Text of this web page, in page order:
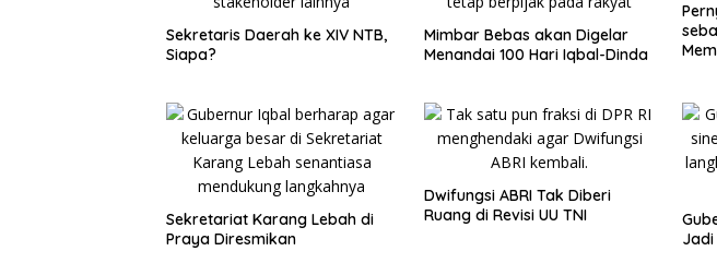
Sekretaris Daerah ke XIV NTB,
Siapa?
Mimbar Bebas akan Digelar
Menandai 100 Hari Iqbal-Dinda
Sekretariat Karang Lebah di
Praya Diresmikan
Dwifungsi ABRI Tak Diberi
Ruang di Revisi UU TNI